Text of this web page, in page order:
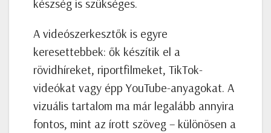
készség is szükséges.
A videószerkesztők is egyre
keresettebbek: ők készítik el a
rövidhíreket, riportfilmeket, TikTok-
videókat vagy épp YouTube-anyagokat. A
vizuális tartalom ma már legalább annyira
fontos, mint az írott szöveg – különösen a